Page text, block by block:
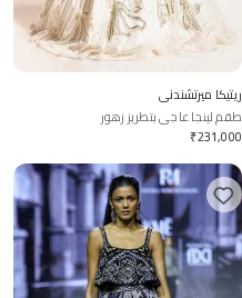
ريتيكا ميرتشندني
طقم لينجا عاجي بتطريز زهور
₹231,000